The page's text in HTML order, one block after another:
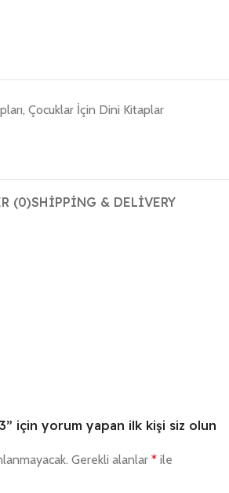
, Çocuklar İçin Dini Kitaplar
(0)SHIPPING & DELIVERY
için yorum yapan ilk kişi siz olun
Gerekli alanlar * ile